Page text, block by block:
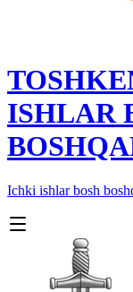
ISHLAR
Ichki ishlar bosh